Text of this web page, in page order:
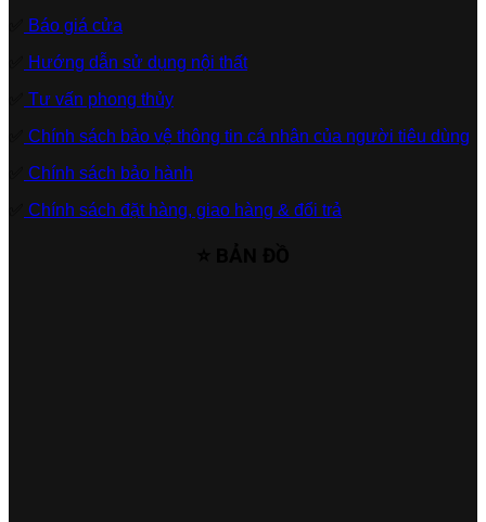
Báo giá cửa
Hướng dẫn sử dụng nội thất
Tư vấn phong thủy
Chính sách bảo vệ thông tin cá nhân của người tiêu dùng
Chính sách bảo hành
Chính sách đặt hàng, giao hàng & đổi trả